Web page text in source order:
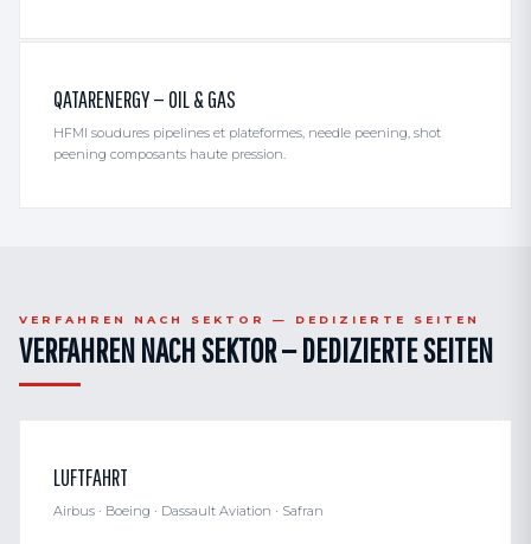
QATARENERGY — OIL & GAS
HFMI soudures pipelines et plateformes, needle peening, shot
peening composants haute pression.
VERFAHREN NACH SEKTOR — DEDIZIERTE SEITEN
VERFAHREN NACH SEKTOR — DEDIZIERTE SEITEN
LUFTFAHRT
Airbus · Boeing · Dassault Aviation · Safran